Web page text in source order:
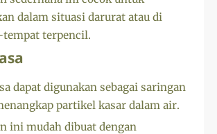
dalam situasi darurat atau di
terpencil.
dapat digunakan sebagai saringan
partikel kasar dalam air.
ini mudah dibuat dengan